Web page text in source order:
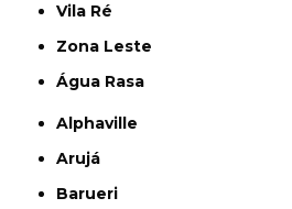
Vila Ré
Zona Leste
Água Rasa
Alphaville
Arujá
Barueri